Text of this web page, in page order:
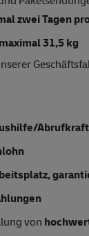
zwei Tagen
maximal 31,5 kg
Abrufkraft
von